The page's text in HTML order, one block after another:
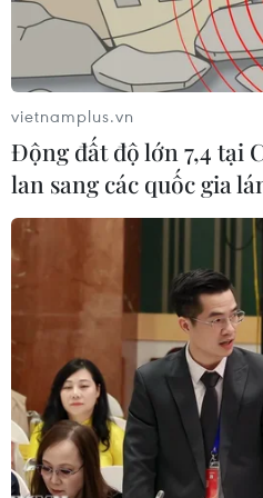
năm 2023.
Người dân háo hức tham gia
không ngủ-HaNoi Midnight
Anh/
Theo Ban tổ chức "Hà
HaNoi Midnight Sale"
vietnamplus.vn
Động đất độ lớn 7,4 tại
lan sang các quốc gia